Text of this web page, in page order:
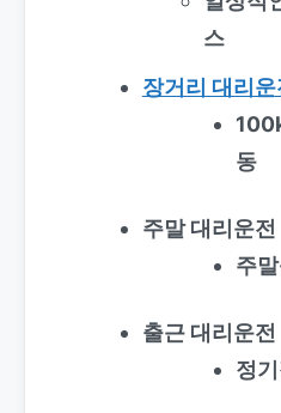
스
장거리 대리운
동
주말 대리운전
주
출근 대리운전
정